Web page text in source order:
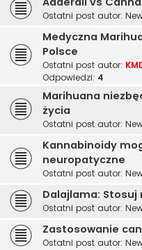
Ostatni post autor:
Medyczna
Polsce
Ostatni post autor:
Odpowiedzi: 4
Marihuana
życia
Ostatni post autor:
Kannabinoidy
neuropatyczne
Ostatni post autor:
Dalajlama: Stosuj
Ostatni post autor:
Zastosowanie
Ostatni post autor: